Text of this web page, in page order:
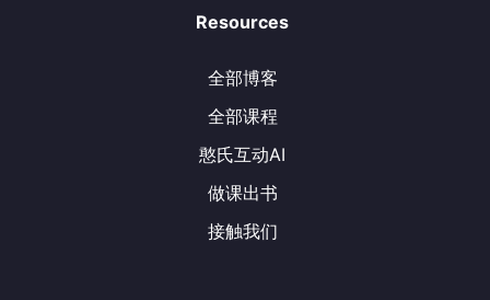
Resources
全部博客
全部课程
憨氏互动AI
做课出书
接触我们